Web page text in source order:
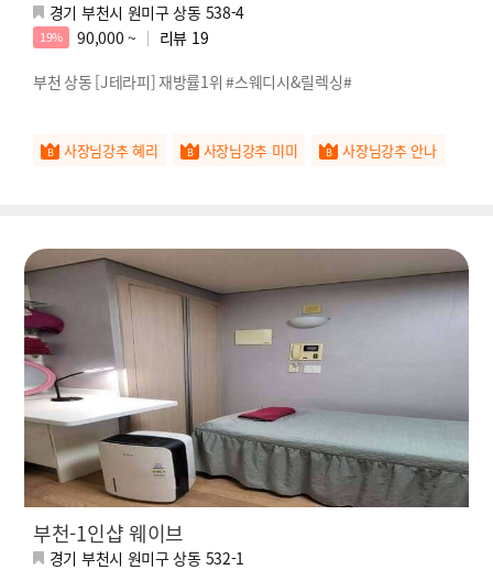
경기 부천시 원미구 상동 538-4
19% 90,000 ~ 리뷰 19
부천 상동 [J테라피] 재방률1위 #스웨디시&릴렉싱#
사장님강추 혜리 사장님강추 미미 사장님강추 안나
부천-1인샵 웨이브
경기 부천시 원미구 상동 532-1